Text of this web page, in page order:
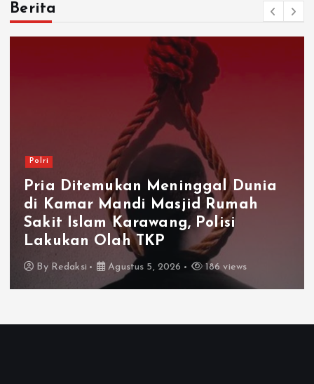
Berita
Polri
Kapolresta Karawang Perkuat
Sinergi dengan Insan Pers Melalui
Silaturahmi Bersama Media
ByRedaksi Agustus 5, 2026 124 views